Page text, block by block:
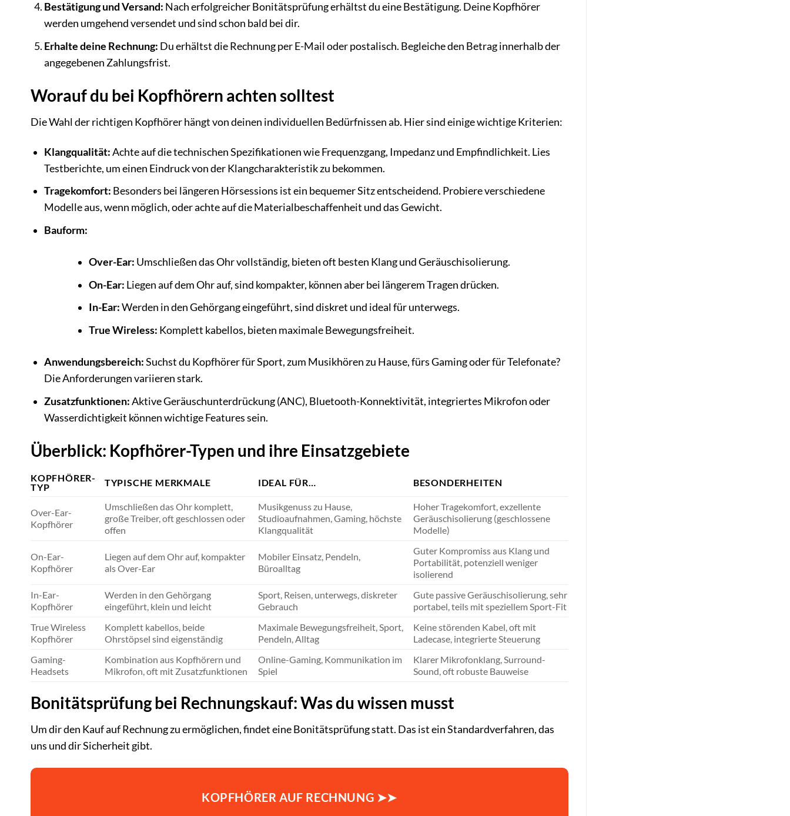
Bestätigung und Versand: Nach erfolgreicher Bonitätsprüfung erhältst du eine Bestätigung. Deine Kopfhörer
werden umgehend versendet und sind schon bald bei dir.
Erhalte deine Rechnung: Du erhältst die Rechnung per E-Mail oder postalisch. Begleiche den Betrag innerhalb der
angegebenen Zahlungsfrist.
Worauf du bei Kopfhörern achten solltest
Die Wahl der richtigen Kopfhörer hängt von deinen individuellen Bedürfnissen ab. Hier sind einige wichtige Kriterien:
Klangqualität:Achte auf die technischen Spezifikationen wie Frequenzgang, Impedanz und Empfindlichkeit. Lies
Testberichte, um einen Eindruck von der Klangcharakteristik zu bekommen.
Tragekomfort: Besonders bei längeren Hörsessions ist ein bequemer Sitz entscheidend. Probiere verschiedene
Modelle aus, wenn möglich, oder achte auf die Materialbeschaffenheit und das Gewicht.
Bauform:
Over-Ear: Umschließen das Ohr vollständig, bieten oft besten Klang und Geräuschisolierung.
On-Ear: Liegen auf dem Ohr auf, sind kompakter, können aber bei längerem Tragen drücken.
In-Ear:Werden in den Gehörgang eingeführt, sind diskret und ideal für unterwegs.
True Wireless: Komplett kabellos, bieten maximale Bewegungsfreiheit.
Anwendungsbereich:Suchst du Kopfhörer für Sport, zum Musikhören zu Hause, fürs Gaming oder für Telefonate?
Die Anforderungen variieren stark.
Zusatzfunktionen:Aktive Geräuschunterdrückung (ANC), Bluetooth-Konnektivität, integriertes Mikrofon oder
Wasserdichtigkeit können wichtige Features sein.
Überblick: Kopfhörer-Typen und ihre Einsatzgebiete
KOPFHÖRER-
TYP
TYPISCHE MERKMALE IDEAL FÜR… BESONDERHEITEN
Over-Ear-
Kopfhörer
Umschließen das Ohr komplett,
große Treiber, oft geschlossen oder
offen
Musikgenuss zu Hause,
Studioaufnahmen, Gaming, höchste
Klangqualität
Hoher Tragekomfort, exzellente
Geräuschisolierung (geschlossene
Modelle)
On-Ear-
Kopfhörer
Liegen auf dem Ohr auf, kompakter
als Over-Ear
Mobiler Einsatz, Pendeln,
Büroalltag
Guter Kompromiss aus Klang und
Portabilität, potenziell weniger
isolierend
In-Ear-
Kopfhörer
Werden in den Gehörgang
eingeführt, klein und leicht
Sport, Reisen, unterwegs, diskreter
Gebrauch
Gute passive Geräuschisolierung, sehr
portabel, teils mit speziellem Sport-Fit
True Wireless
Kopfhörer
Komplett kabellos, beide
Ohrstöpsel sind eigenständig
Maximale Bewegungsfreiheit, Sport,
Pendeln, Alltag
Keine störenden Kabel, oft mit
Ladecase, integrierte Steuerung
Gaming-
Headsets
Kombination aus Kopfhörern und
Mikrofon, oft mit Zusatzfunktionen
Online-Gaming, Kommunikation im
Spiel
Klarer Mikrofonklang, Surround-
Sound, oft robuste Bauweise
Bonitätsprüfung bei Rechnungskauf: Was du wissen musst
Um dir den Kauf auf Rechnung zu ermöglichen, findet eine Bonitätsprüfung statt. Das ist ein Standardverfahren, das
uns und dir Sicherheit gibt.
KOPFHÖRER AUF RECHNUNG ➤➤